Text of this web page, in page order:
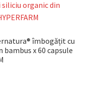
îmbogățit cu
x 60 capsule